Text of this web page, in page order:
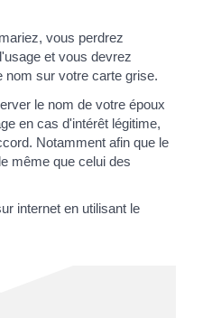
vous perdrez
et vous devrez
nom sur votre carte grise.
le nom de votre époux
en cas d'intérêt légitime,
Notamment afin que le
même que celui des
internet en utilisant le